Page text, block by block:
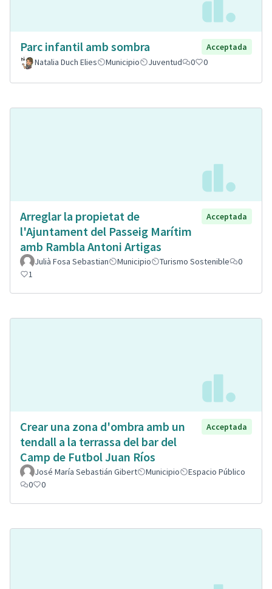
Parc infantil amb sombra
Acceptada
Natalia Duch Elies
Municipio Juventud 0 0
Arreglar la propietat de
l'Ajuntament del Passeig Marítim
amb Rambla Antoni Artigas
Acceptada
Julià Fosa Sebastian Municipio Turismo Sostenible
0
1
Crear una zona d'ombra amb un
tendall a la terrassa del bar del
Camp de Futbol Juan Ríos
Acceptada
José María Sebastián Gibert Municipio
Espacio Público
0
0